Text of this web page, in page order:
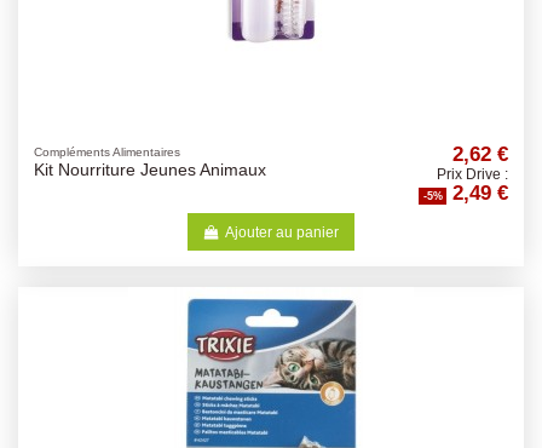
Compléments Alimentaires
Kit Nourriture Jeunes Animaux
2,62 €
Prix Drive :
-5% 2,49 €
Ajouter au panier